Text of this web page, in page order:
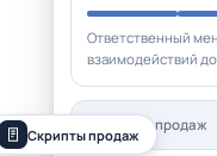
Скрипты продаж
Ответственный
взаимодействий
Скрипт продаж